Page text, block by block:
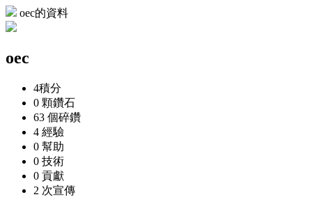
oec的資料
oec
4積分
0 顆鑽石
63 個碎鑽
4 經驗
0 幫助
0 技術
0 貢獻
2 次宣傳